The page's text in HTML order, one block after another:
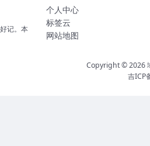
记。本
个人中心
标签云
网站地图
Copyright © 2026
吉ICP